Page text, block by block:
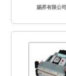
賜昇有限公司